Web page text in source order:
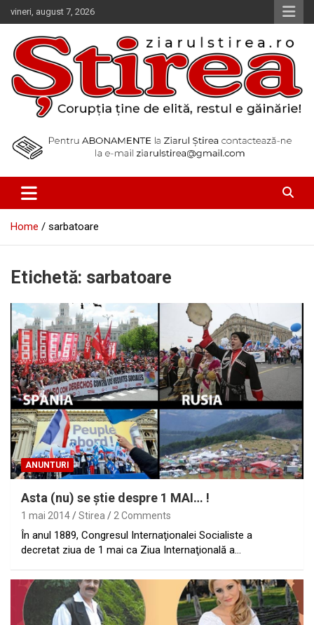
Skip
to
content
vineri, august 7, 2026
Ziarul Știrea
Home sarbatoare
Etichetă: sarbatoare
ANUNTURI
Asta (nu) se ştie despre 1 MAI… !
1 mai 2014 Stirea 2 Comments
În anul 1889, Congresul Internaţionalei Socialiste a
decretat ziua de 1 mai ca Ziua Internaţională a…